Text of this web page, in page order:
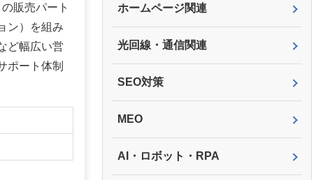
販売パート
ン）を組み
ど幅広い営
ポート体制
ホームページ関連
光回線・通信関連
SEO対策
MEO
AI・ロボット・RPA